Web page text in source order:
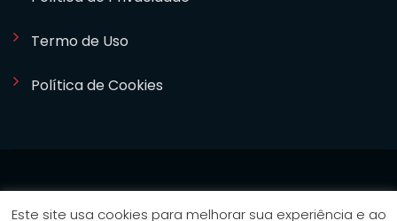
Termo de Uso
Política de Cookies
Este site usa cookies para melhorar sua experiência e ao